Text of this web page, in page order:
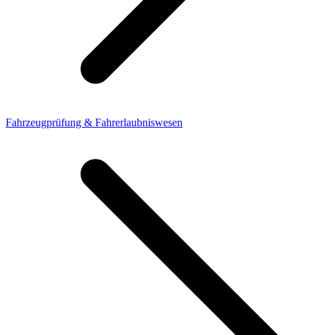
Fahrzeugprüfung & Fahrerlaubniswesen